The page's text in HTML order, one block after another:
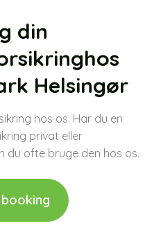
din
​hos
Helsingør
hos os. Har du en
privat eller
du ofte bruge den hos os.